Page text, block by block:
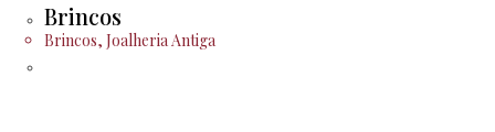
Brincos
Brincos, Joalheria Antiga